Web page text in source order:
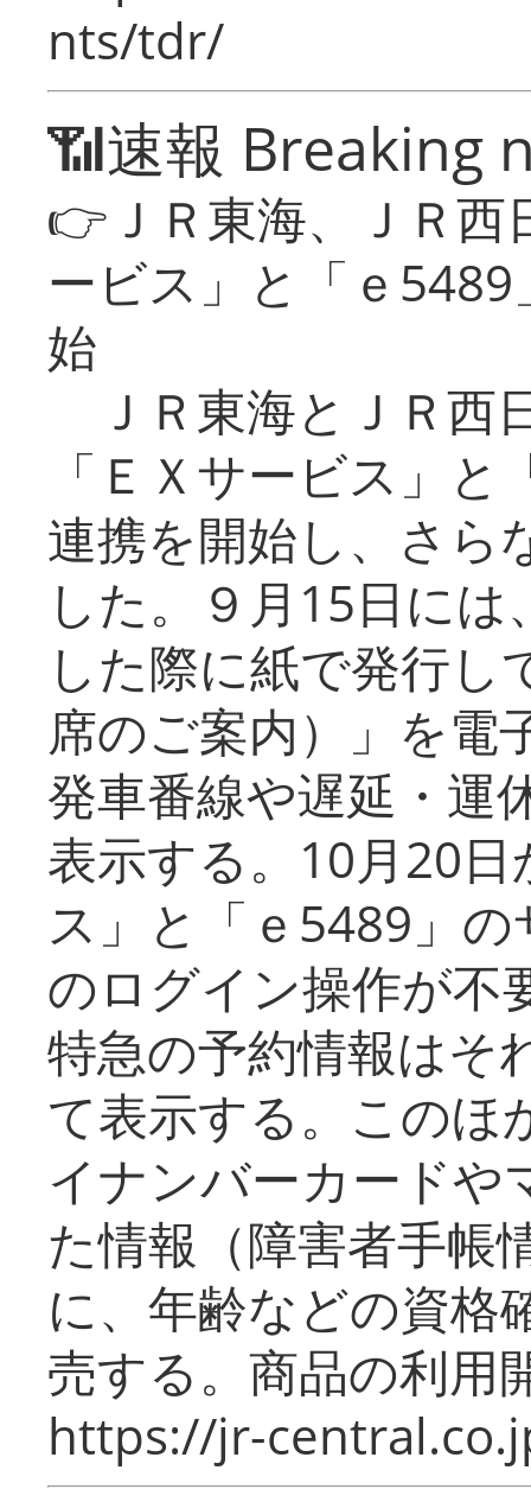
nts/tdr/
📶速報 Breaking
👉ＪＲ東海、ＪＲ
ービス」と「ｅ
始
ＪＲ東海とＪＲ西
「ＥＸサービス」
連携を開始し、さら
した。９月15日に
した際に紙で発行し
席のご案内）」を電
発車番線や遅延・運
表示する。10月20
ス」と「ｅ5489」
のログイン操作が不
特急の予約情報はそ
て表示する。このほ
イナンバーカードや
た情報（障害者手帳
に、年齢などの資格
売する。商品の利用
https://jr-